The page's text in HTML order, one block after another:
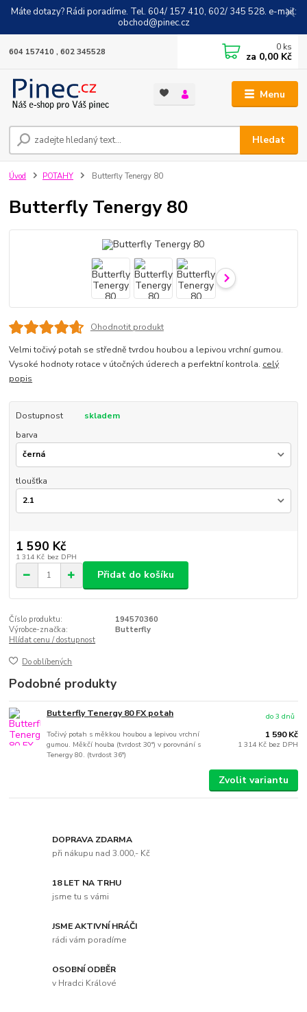
Máte dotazy? Rádi poradíme. Tel. 604/ 157 410, 602/ 345 528. e-mail:
obchod@pinec.cz
Menu
Hledat
604 157410 , 602 345528 0 ks
za 0,00 Kč
Úvod POTAHY Butterfly Tenergy 80
Butterfly Tenergy 80
Ohodnotit produkt
Velmi točivý potah se středně tvrdou houbou a lepivou vrchní gumou.
Vysoké hodnoty rotace v útočných úderech a perfektní kontrola. celý
popis
Dostupnost
skladem
barva
tloušťka
1 590 Kč
1 314 Kč bez DPH
Přidat do košíku
Číslo produktu:
194570360
Výrobce-značka:
Butterfly
Hlídat cenu / dostupnost
Do oblíbených
Podobné produkty
Butterfly Tenergy 80 FX potah
Točivý potah s měkkou houbou a lepivou vrchní
gumou. Měkčí houba (tvrdost 30°) v porovnání s
Tenergy 80. (tvrdost 36°)
1 590 Kč
1 314 Kč bez DPH
do 3 dnů
Zvolit variantu
DOPRAVA ZDARMA
při nákupu nad 3.000,- Kč
18 LET NA TRHU
jsme tu s vámi
JSME AKTIVNÍ HRÁČI
rádi vám poradíme
OSOBNÍ ODBĚR
v Hradci Králové